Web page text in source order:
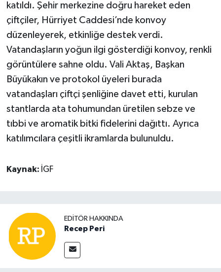
katıldı. Şehir merkezine doğru hareket eden
çiftçiler, Hürriyet Caddesi’nde konvoy
düzenleyerek, etkinliğe destek verdi.
Vatandaşların yoğun ilgi gösterdiği konvoy, renkli
görüntülere sahne oldu. Vali Aktaş, Başkan
Büyükakın ve protokol üyeleri burada
vatandaşları çiftçi şenliğine davet etti, kurulan
stantlarda ata tohumundan üretilen sebze ve
tıbbi ve aromatik bitki fidelerini dağıttı. Ayrıca
katılımcılara çeşitli ikramlarda bulunuldu.
Kaynak: İGF
EDITÖR HAKKINDA
Recep Peri